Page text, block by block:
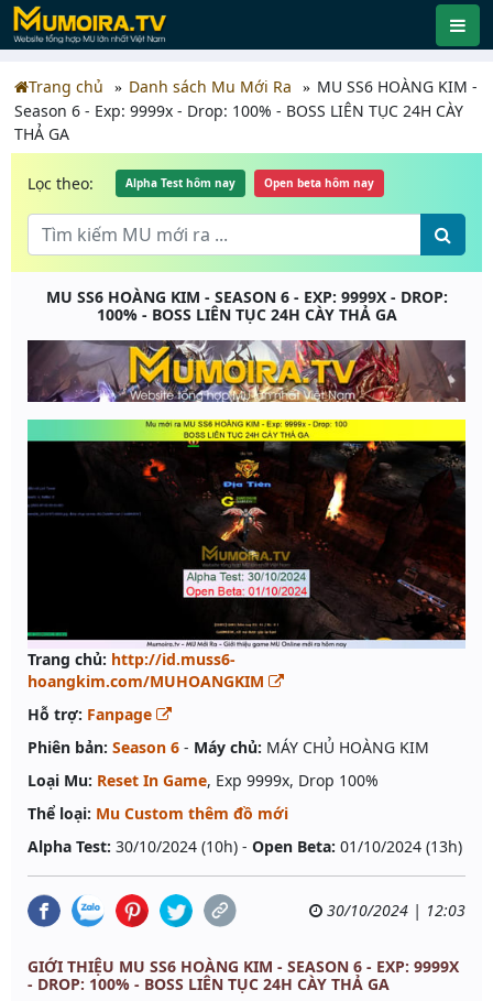
Trang chủ Danh sách Mu Mới Ra
MU SS6 HOÀNG KIM -
Season 6 - Exp: 9999x - Drop: 100% - BOSS LIÊN TỤC 24H CÀY
THẢ GA
Lọc theo: Alpha Test hôm nay Open beta hôm nay
MU SS6 HOÀNG KIM - SEASON 6 - EXP: 9999X - DROP:
100% - BOSS LIÊN TỤC 24H CÀY THẢ GA
Trang chủ: http://id.muss6-
hoangkim.com/MUHOANGKIM
Hỗ trợ: Fanpage
Phiên bản: Season 6 - Máy chủ: MÁY CHỦ HOÀNG KIM
Loại Mu: Reset In Game, Exp 9999x, Drop 100%
Thể loại: Mu Custom thêm đồ mới
Alpha Test: 30/10/2024 (10h) - Open Beta: 01/10/2024 (13h)
30/10/2024 | 12:03
GIỚI THIỆU MU SS6 HOÀNG KIM - SEASON 6 - EXP: 9999X
- DROP: 100% - BOSS LIÊN TỤC 24H CÀY THẢ GA